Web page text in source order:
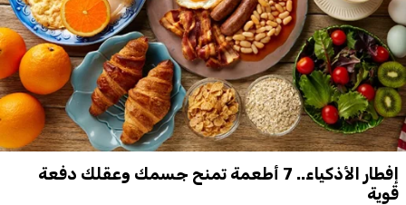
إفطار الأذكياء.. 7 أطعمة تمنح جسمك وعقلك دفعة
قوية